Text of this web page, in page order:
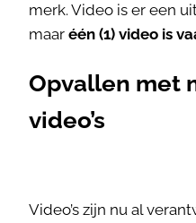
merk. Video is er een
maar één (1) video is
Opvallen met
video’s
Video’s zijn nu al